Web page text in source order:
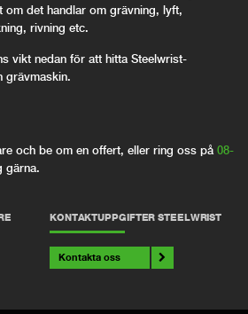
det handlar om grävning, lyft,
rivning etc.
vikt nedan för att hitta Steelwrist-
grävmaskin.
och be om en offert, eller ring oss på 08-
gärna.
KONTAKTUPPGIFTER STEELWRIST
Kontakta oss